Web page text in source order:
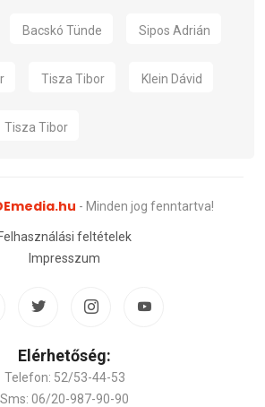
Bacskó Tünde Sipos Adrián
Tisza Tibor Klein Dávid
Tisza Tibor
- Minden jog fenntartva!
Felhasználási feltételek
Impresszum
Elérhetőség:
Telefon: 52/53-44-53
Sms: 06/20-987-90-90